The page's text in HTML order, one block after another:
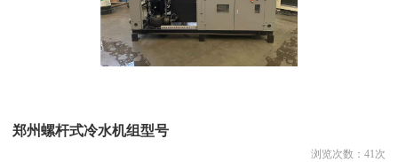
郑州螺杆式冷水机组型号
浏览次数： 41次